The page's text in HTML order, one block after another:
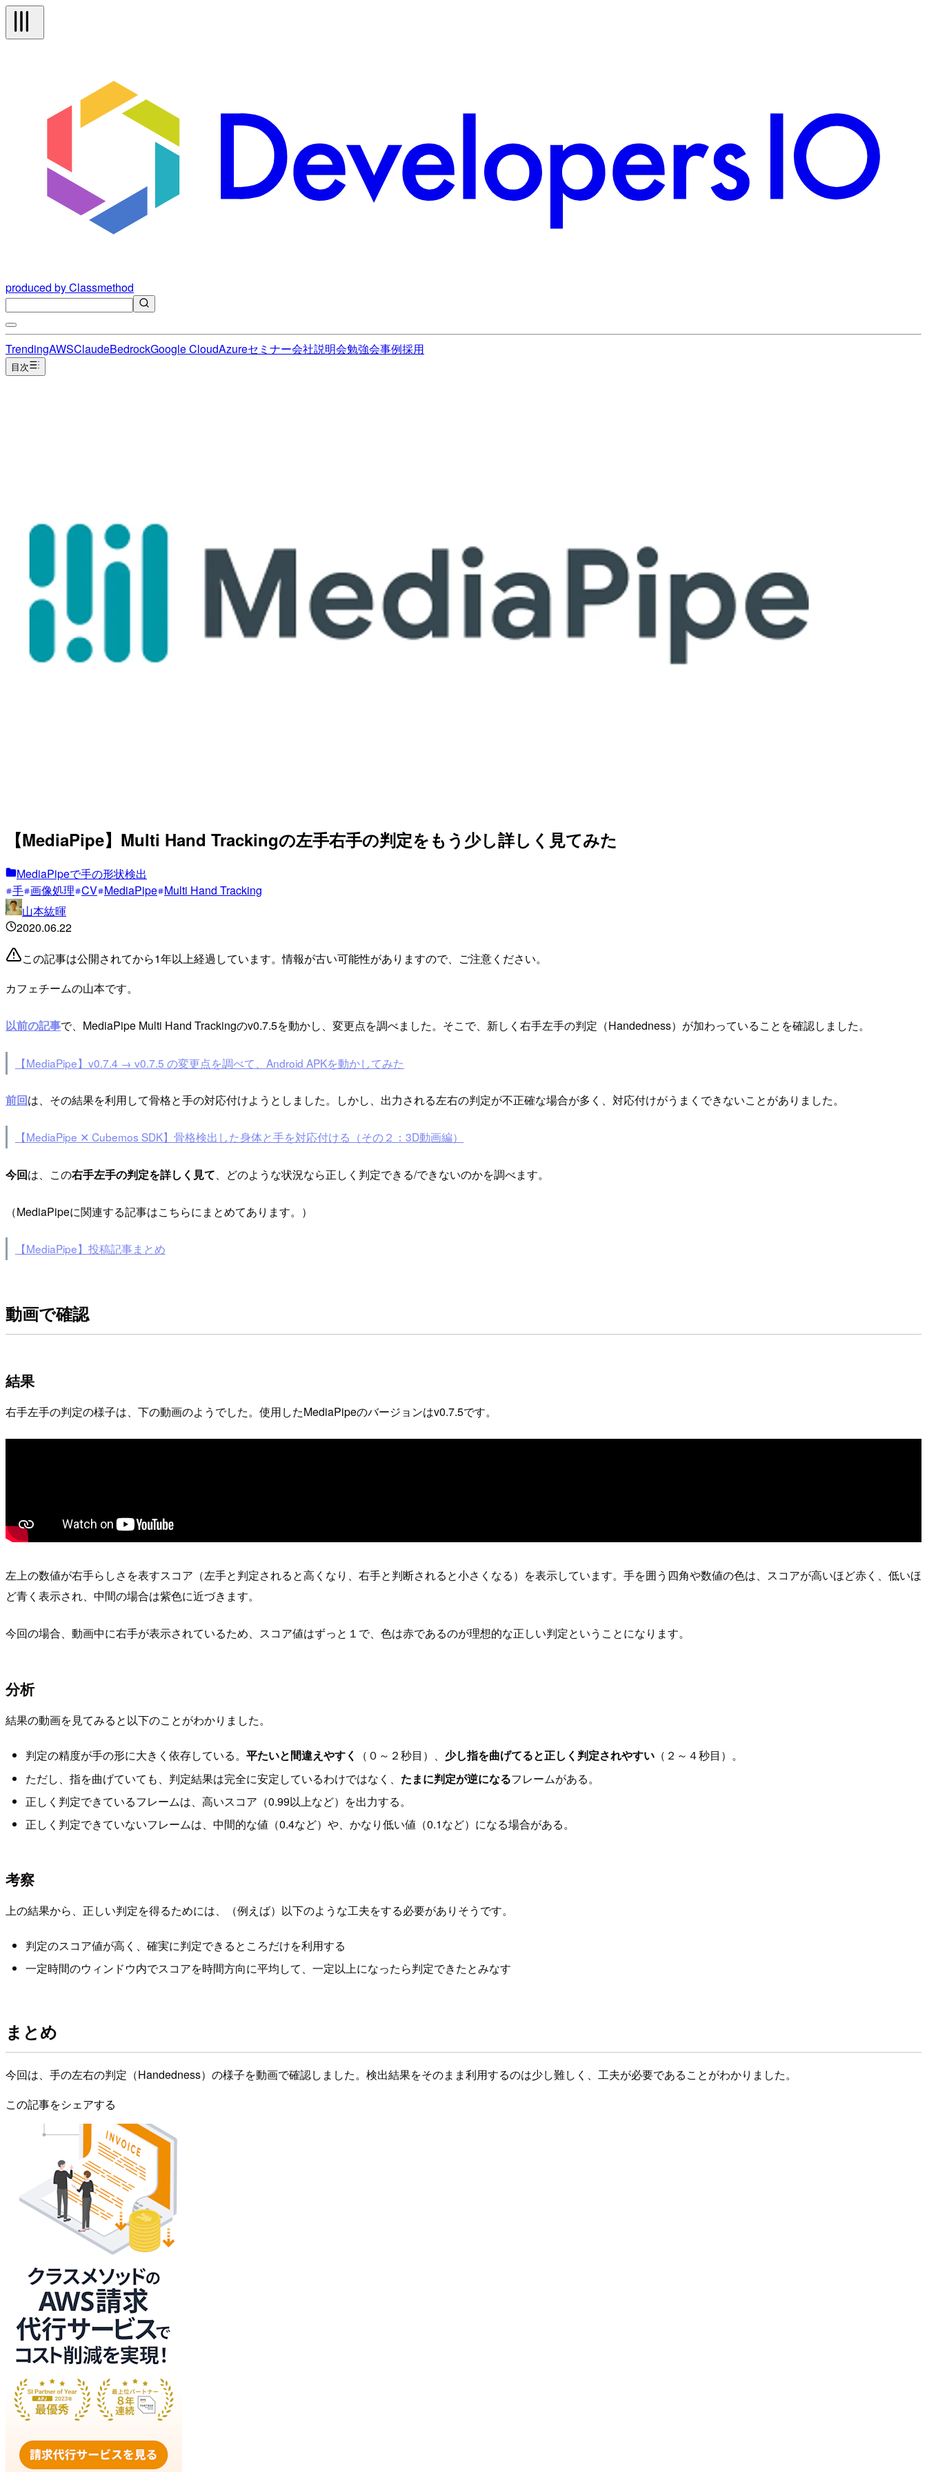
produced by Classmethod
TrendingAWSClaudeBedrockGoogle CloudAzureセミナー会社説明会勉強会事例採用
目次
【MediaPipe】Multi Hand Trackingの左手右手の判定をもう少し詳しく見てみた
MediaPipeで手の形状検出
手 画像処理 CV MediaPipe Multi Hand Tracking
山本紘暉
2020.06.22
この記事は公開されてから1年以上経過しています。情報が古い可能性がありますので、ご注意ください。
カフェチームの山本です。
以前の記事で、MediaPipe Multi Hand Trackingのv0.7.5を動かし、変更点を調べました。そこで、新しく右手左手の判定（Handedness）が加わっていることを確認しました。
【MediaPipe】v0.7.4 → v0.7.5 の変更点を調べて、Android APKを動かしてみた
前回は、その結果を利用して骨格と手の対応付けようとしました。しかし、出力される左右の判定が不正確な場合が多く、対応付けがうまくできないことがありました。
【MediaPipe ✕ Cubemos SDK】骨格検出した身体と手を対応付ける（その２：3D動画編）
今回は、この右手左手の判定を詳しく見て、どのような状況なら正しく判定できる/できないのかを調べます。
（MediaPipeに関連する記事はこちらにまとめてあります。）
【MediaPipe】投稿記事まとめ
動画で確認
結果
右手左手の判定の様子は、下の動画のようでした。使用したMediaPipeのバージョンはv0.7.5です。
左上の数値が右手らしさを表すスコア（左手と判定されると高くなり、右手と判断されると小さくなる）を表示しています。手を囲う四角や数値の色は、スコアが高いほど赤く、低いほ
ど青く表示され、中間の場合は紫色に近づきます。
今回の場合、動画中に右手が表示されているため、スコア値はずっと１で、色は赤であるのが理想的な正しい判定ということになります。
分析
結果の動画を見てみると以下のことがわかりました。
判定の精度が手の形に大きく依存している。 平たいと間違えやすく （０～２秒目）、 少し指を曲げてると正しく判定されやすい（２～４秒目）。
ただし、指を曲げていても、判定結果は完全に安定しているわけではなく、 たまに判定が逆になるフレームがある。
正しく判定できているフレームは、高いスコア（0.99以上など）を出力する。
正しく判定できていないフレームは、中間的な値（0.4など）や、かなり低い値（0.1など）になる場合がある。
考察
上の結果から、正しい判定を得るためには、（例えば）以下のような工夫をする必要がありそうです。
判定のスコア値が高く、確実に判定できるところだけを利用する
一定時間のウィンドウ内でスコアを時間方向に平均して、一定以上になったら判定できたとみなす
まとめ
今回は、手の左右の判定（Handedness）の様子を動画で確認しました。検出結果をそのまま利用するのは少し難しく、工夫が必要であることがわかりました。
この記事をシェアする